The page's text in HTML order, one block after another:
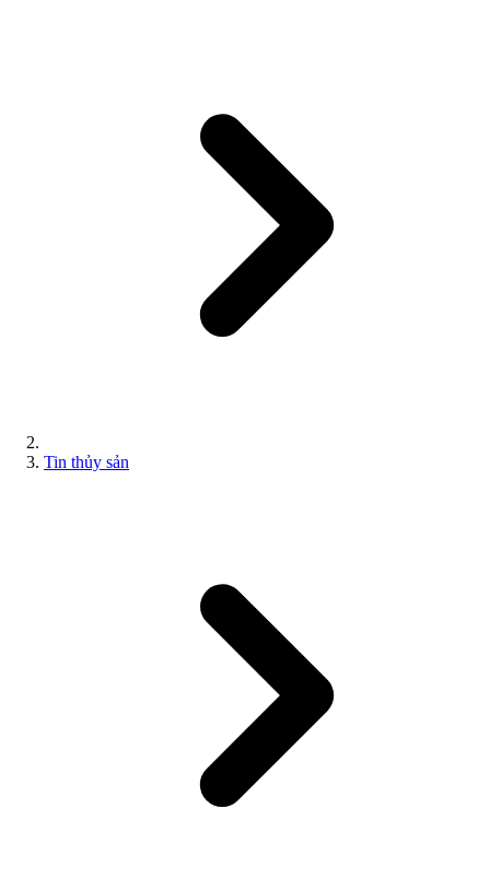
Tin thủy sản